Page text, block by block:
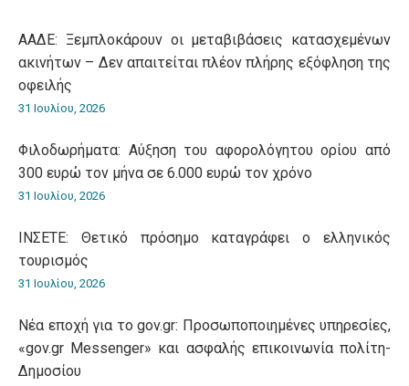
ΑΑΔΕ: Ξεμπλοκάρουν οι μεταβιβάσεις κατασχεμένων
ακινήτων – Δεν απαιτείται πλέον πλήρης εξόφληση της
οφειλής
31 Ιουλίου, 2026
Φιλοδωρήματα: Αύξηση του αφορολόγητου ορίου από
300 ευρώ τον μήνα σε 6.000 ευρώ τον χρόνο
31 Ιουλίου, 2026
ΙΝΣΕΤΕ: Θετικό πρόσημο καταγράφει ο ελληνικός
τουρισμός
31 Ιουλίου, 2026
Νέα εποχή για το gov.gr: Προσωποποιημένες υπηρεσίες,
«gov.gr Messenger» και ασφαλής επικοινωνία πολίτη-
Δημοσίου